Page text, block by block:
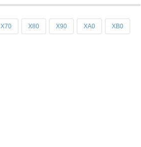
X70 X80 X90 XA0 XB0